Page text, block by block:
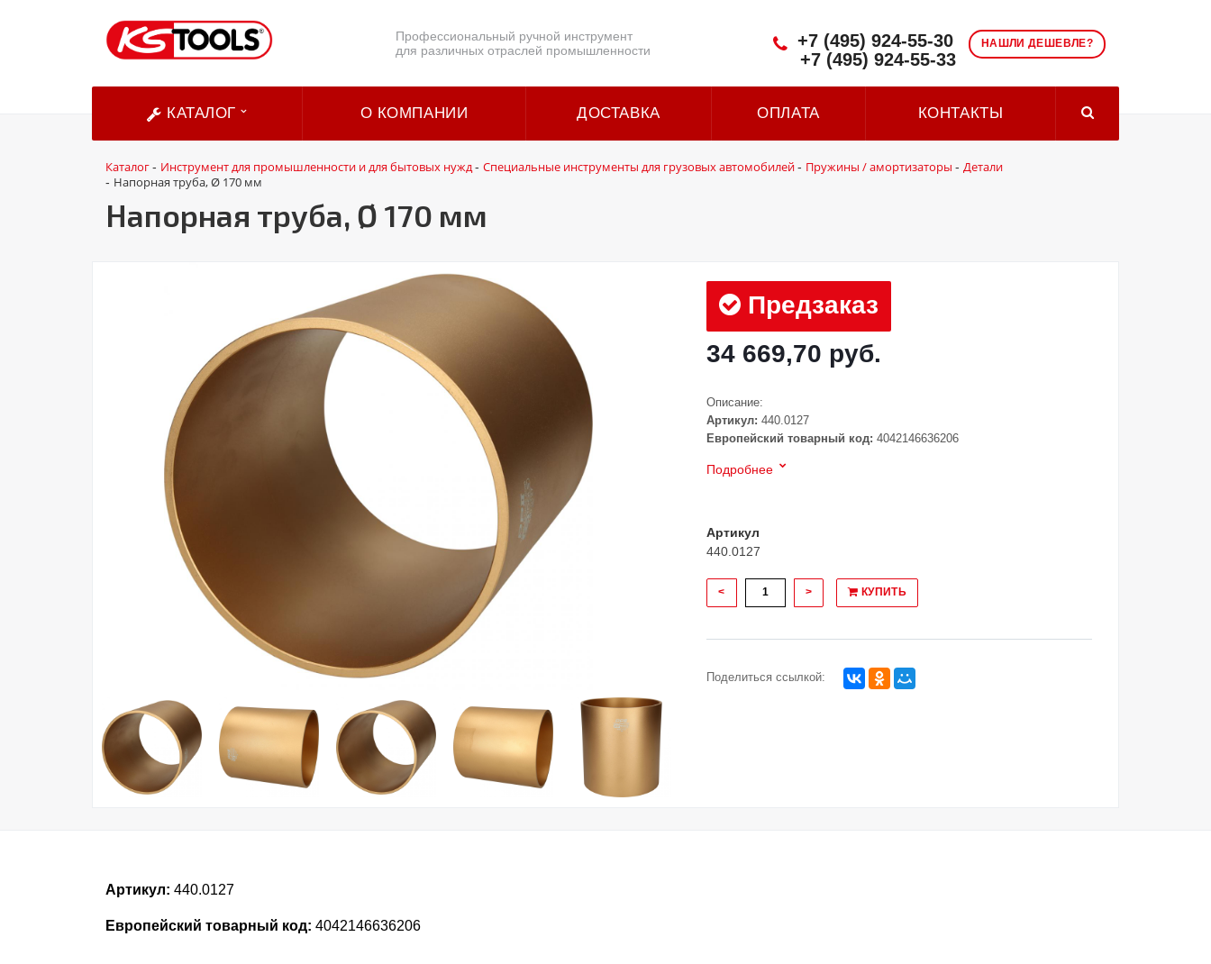
Профессиональный ручной инструмент
для различных отраслей промышленности
НАШЛИ ДЕШЕВЛЕ?
+7 (495) 924-55-30
+7 (495) 924-55-33
КАТАЛОГ О КОМПАНИИ ДОСТАВКА ОПЛАТА КОНТАКТЫ
Каталог- Инструмент для промышленности и для бытовых нужд- Специальные инструменты для грузовых автомобилей- Пружины / амортизаторы - Детали
- Напорная труба, Ø 170 мм
Напорная труба, Ø 170 мм
Предзаказ
34 669,70 руб.
Описание:
Артикул: 440.0127
Европейский товарный код: 4042146636206
Подробнее
Артикул
440.0127
< > КУПИТЬ
Поделиться ссылкой:
Артикул: 440.0127
Европейский товарный код: 4042146636206